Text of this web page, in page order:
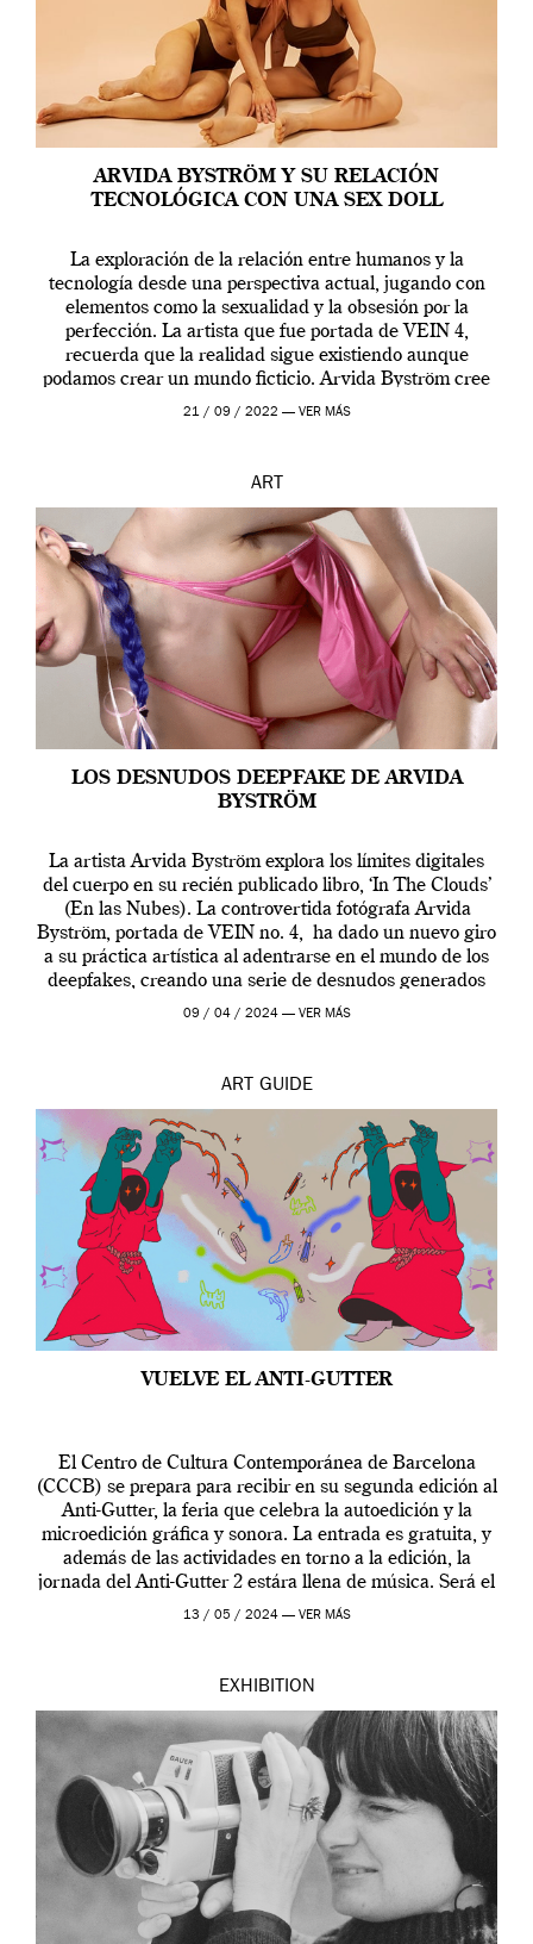
ARVIDA BYSTRÖM Y SU RELACIÓN
TECNOLÓGICA CON UNA SEX DOLL
La exploración de la relación entre humanos y la
tecnología desde una perspectiva actual, jugando con
elementos como la sexualidad y la obsesión por la
perfección. La artista que fue portada de VEIN 4,
recuerda que la realidad sigue existiendo aunque
podamos crear un mundo ficticio. Arvida Byström cree
que los humanos tienen un complejo […]
21 / 09 / 2022 — VER MÁS
ART
LOS DESNUDOS DEEPFAKE DE ARVIDA
BYSTRÖM
La artista Arvida Byström explora los límites digitales
del cuerpo en su recién publicado libro, ‘In The Clouds’
(En las Nubes). La controvertida fotógrafa Arvida
Byström, portada de VEIN no. 4, ha dado un nuevo giro
a su práctica artística al adentrarse en el mundo de los
deepfakes, creando una serie de desnudos generados
por […]
09 / 04 / 2024 — VER MÁS
ART GUIDE
VUELVE EL ANTI-GUTTER
El Centro de Cultura Contemporánea de Barcelona
(CCCB) se prepara para recibir en su segunda edición al
Anti-Gutter, la feria que celebra la autoedición y la
microedición gráfica y sonora. La entrada es gratuita, y
además de las actividades en torno a la edición, la
jornada del Anti-Gutter 2 estára llena de música. Será el
[…]
13 / 05 / 2024 — VER MÁS
EXHIBITION